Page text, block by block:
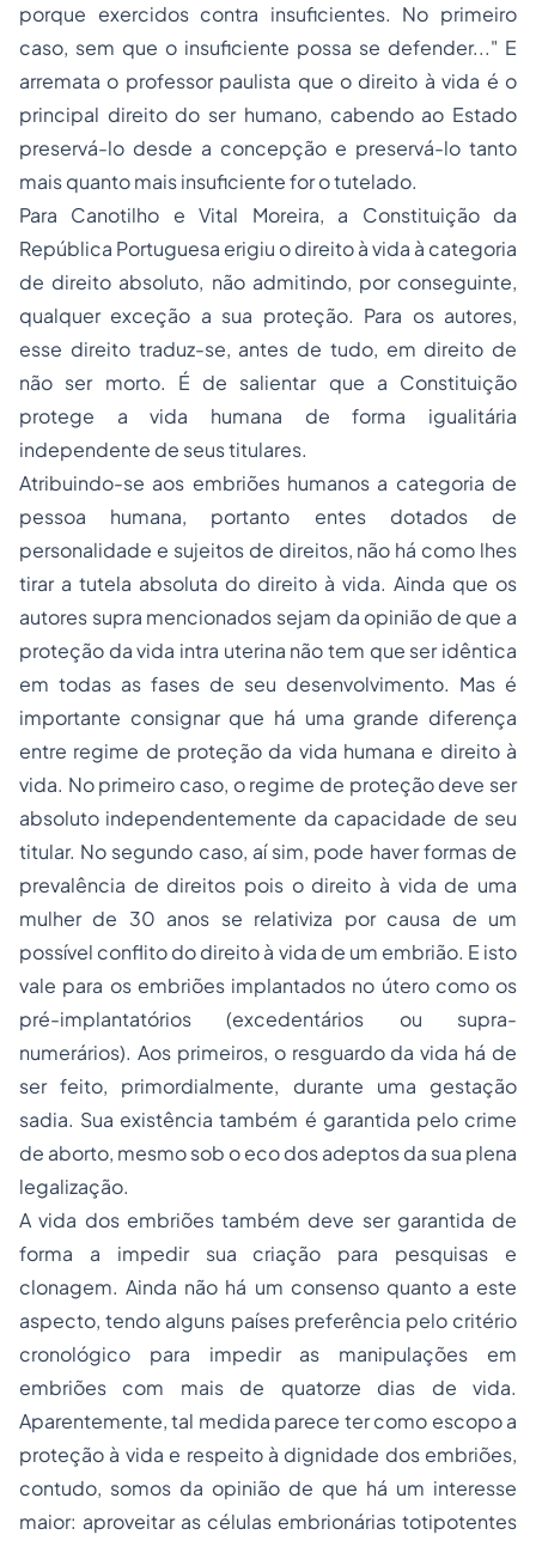
porque exercidos contra insuficientes. No primeiro
caso, sem que o insuficiente possa se defender..." E
arremata o professor paulista que o direito à vida é o
principal direito do ser humano, cabendo ao Estado
preservá-lo desde a concepção e preservá-lo tanto
mais quanto mais insuficiente for o tutelado.
Para Canotilho e Vital Moreira, a Constituição da
República Portuguesa erigiu o direito à vida à categoria
de direito absoluto, não admitindo, por conseguinte,
qualquer exceção a sua proteção. Para os autores,
esse direito traduz-se, antes de tudo, em direito de
não ser morto. É de salientar que a Constituição
protege a vida humana de forma igualitária
independente de seus titulares.
Atribuindo-se aos embriões humanos a categoria de
pessoa humana, portanto entes dotados de
personalidade e sujeitos de direitos, não há como lhes
tirar a tutela absoluta do direito à vida. Ainda que os
autores supra mencionados sejam da opinião de que a
proteção da vida intra uterina não tem que ser idêntica
em todas as fases de seu desenvolvimento. Mas é
importante consignar que há uma grande diferença
entre regime de proteção da vida humana e direito à
vida. No primeiro caso, o regime de proteção deve ser
absoluto independentemente da capacidade de seu
titular. No segundo caso, aí sim, pode haver formas de
prevalência de direitos pois o direito à vida de uma
mulher de 30 anos se relativiza por causa de um
possível conflito do direito à vida de um embrião. E isto
vale para os embriões implantados no útero como os
pré-implantatórios (excedentários ou supra-
numerários). Aos primeiros, o resguardo da vida há de
ser feito, primordialmente, durante uma gestação
sadia. Sua existência também é garantida pelo crime
de aborto, mesmo sob o eco dos adeptos da sua plena
legalização.
A vida dos embriões também deve ser garantida de
forma a impedir sua criação para pesquisas e
clonagem. Ainda não há um consenso quanto a este
aspecto, tendo alguns países preferência pelo critério
cronológico para impedir as manipulações em
embriões com mais de quatorze dias de vida.
Aparentemente, tal medida parece ter como escopo a
proteção à vida e respeito à dignidade dos embriões,
contudo, somos da opinião de que há um interesse
maior: aproveitar as células embrionárias totipotentes